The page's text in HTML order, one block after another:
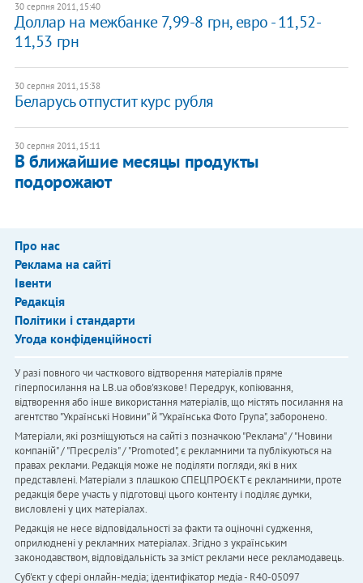
30 серпня 2011, 15:40
Доллар на межбанке 7,99-8 грн, евро - 11,52-
11,53 грн
30 серпня 2011, 15:38
Беларусь отпустит курс рубля
30 серпня 2011, 15:11
В ближайшие месяцы продукты
подорожают
Про нас
Реклама на сайті
Івенти
Редакція
Політики і стандарти
Угода конфіденційності
У разі повного чи часткового відтворення матеріалів пряме
гіперпосилання на LB.ua обов'язкове! Передрук, копіювання,
відтворення або інше використання матеріалів, що містять посилання на
агентство "Українськi Новини" й "Українська Фото Група", заборонено.
Матеріали, які розміщуються на сайті з позначкою "Реклама" / "Новини
компаній" / "Пресреліз" / "Promoted", є рекламними та публікуються на
правах реклами. Редакція може не поділяти погляди, які в них
представлені. Матеріали з плашкою СПЕЦПРОЄКТ є рекламними, проте
редакція бере участь у підготовці цього контенту і поділяє думки,
висловлені у цих матеріалах.
Редакція не несе відповідальності за факти та оціночні судження,
оприлюднені у рекламних матеріалах. Згідно з українським
законодавством, відповідальність за зміст реклами несе рекламодавець.
Cуб'єкт у сфері онлайн-медіа; ідентифікатор медіа - R40-05097